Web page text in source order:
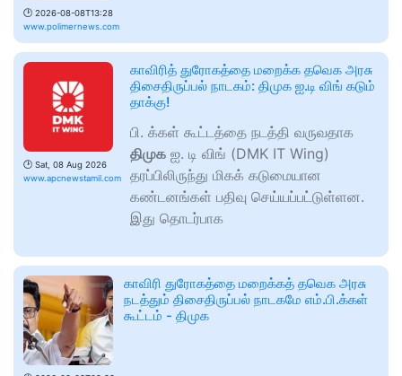
🕑 2026-08-08T13:28
www.polimernews.com
🕑 Sat, 08 Aug 2026
www.apcnewstamil.com
காவிரித் துரோகத்தை மறைக்க தவெக அரசு
திசைதிருப்பல் நாடகம்: திமுக ஐ.டி விங் கடும்
தாக்கு!
பி. க்கள் கூட்டத்தை நடத்தி வருவதாக
திமுக ஐ. டி விங் (DMK IT Wing)
தரப்பிலிருந்து மிகக் கடுமையான
கண்டனங்கள் பதிவு செய்யப்பட்டுள்ளன.
இது தொடர்பாக
காவிரி துரோகத்தை மறைக்கத் தவெக அரசு
நடத்தும் திசைதிருப்பல் நாடகமே எம்.பி.க்கள்
கூட்டம் - திமுக